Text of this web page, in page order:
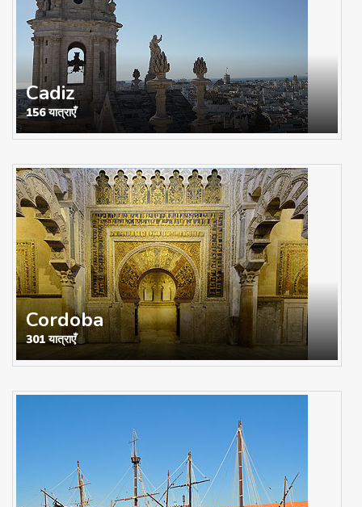
Cadiz
156 यात्राएँ
Cordoba
301 यात्राएँ